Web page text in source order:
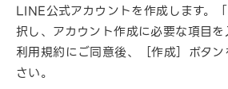
LINE公式アカウントを作成します。
択し、アカウント作成に必要な項目を
利用規約にご同意後、［作成］ボタ
さい。